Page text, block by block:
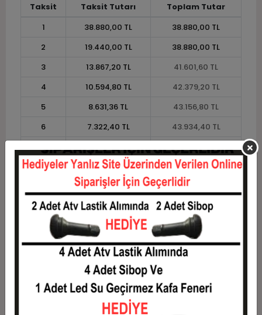
Taksit Taksit Tutarı
Toplam Tutar
1
38.880,00 TL
38.880,00 TL
2
19.440,00 TL
38.880,00 TL
3
13.867,20 TL
41.601,60 TL
4
10.594,80 TL
42.379,20 TL
5
8.631,36 TL
43.156,80 TL
6
7.322,40 TL
43.934,40 TL
8
5.686,20 TL
45.489,60 TL
5.140,80 TL
46.267,20 TL
10
4.704,48 TL
47.044,80 TL
4.312,15 TL
47.433,60 TL
12
4.017,60 TL 48.211,20 TL
Taksit Tutarı